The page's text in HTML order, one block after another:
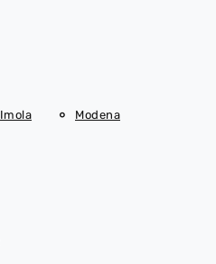
Imola Modena